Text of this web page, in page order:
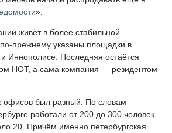
».
живёт в более стабильной
прежнему указаны площадки в
Иннополисе. Последняя остаётся
НОТ, а сама компания — резидентом
офисов был разный. По словам
работали от 200 до 300 человек,
20. Причём именно петербургская